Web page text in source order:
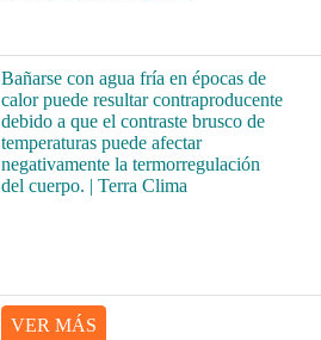
Bañarse con agua fría en épocas de
calor puede resultar contraproducente
debido a que el contraste brusco de
temperaturas puede afectar
negativamente la termorregulación
del cuerpo. | Terra Clima
VER MÁS